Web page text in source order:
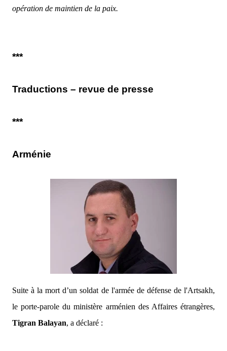
opération de maintien de la paix.
***
Traductions – revue de presse
***
Arménie
Suite à la mort d’un soldat de l'armée de défense de l'Artsakh,
le porte-parole du ministère arménien des Affaires étrangères,
Tigran Balayan, a déclaré :